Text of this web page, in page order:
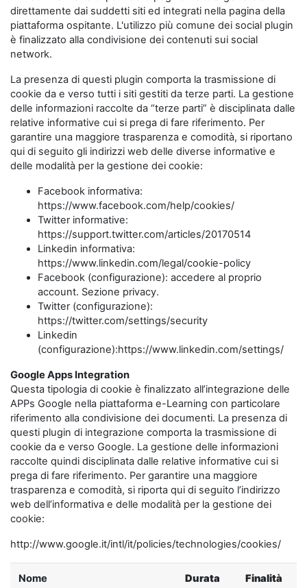
direttamente dai suddetti siti ed integrati nella pagina della
piattaforma ospitante. L'utilizzo più comune dei social plugin
è finalizzato alla condivisione dei contenuti sui social
network.
La presenza di questi plugin comporta la trasmissione di
cookie da e verso tutti i siti gestiti da terze parti. La gestione
delle informazioni raccolte da “terze parti” è disciplinata dalle
relative informative cui si prega di fare riferimento. Per
garantire una maggiore trasparenza e comodità, si riportano
qui di seguito gli indirizzi web delle diverse informative e
delle modalità per la gestione dei cookie:
Facebook informativa:
https://www.facebook.com/help/cookies/
Twitter informative:
https://support.twitter.com/articles/20170514
Linkedin informativa:
https://www.linkedin.com/legal/cookie-policy
Facebook (configurazione): accedere al proprio
account. Sezione privacy.
Twitter (configurazione):
https://twitter.com/settings/security
Linkedin
(configurazione):https://www.linkedin.com/settings/
Google Apps Integration
Questa tipologia di cookie è finalizzato all’integrazione delle
APPs Google nella piattaforma e-Learning con particolare
riferimento alla condivisione dei documenti. La presenza di
questi plugin di integrazione comporta la trasmissione di
cookie da e verso Google. La gestione delle informazioni
raccolte quindi disciplinata dalle relative informative cui si
prega di fare riferimento. Per garantire una maggiore
trasparenza e comodità, si riporta qui di seguito l’indirizzo
web dell’informativa e delle modalità per la gestione dei
cookie:
http://www.google.it/intl/it/policies/technologies/cookies/
Nome Durata Finalità